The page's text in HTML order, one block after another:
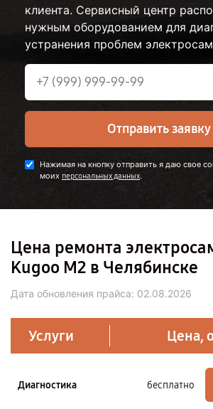
клиента. Сервисный центр
нужным оборудованием для
устранения проблем
Отправить заявку
Нажимая на кнопку отправить я даю свое
моих персональных данных.
Цена ремонта
Kugoo M2 в Челябинске
Дата обновления прайса: 02.08.2026
Услуги Цена,
Диагностика бесплатно